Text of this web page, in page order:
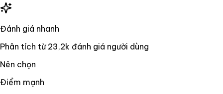
Đánh giá nhanh
Phân tích từ 23,2k đánh giá người dùng
Nên chọn
Điểm mạnh